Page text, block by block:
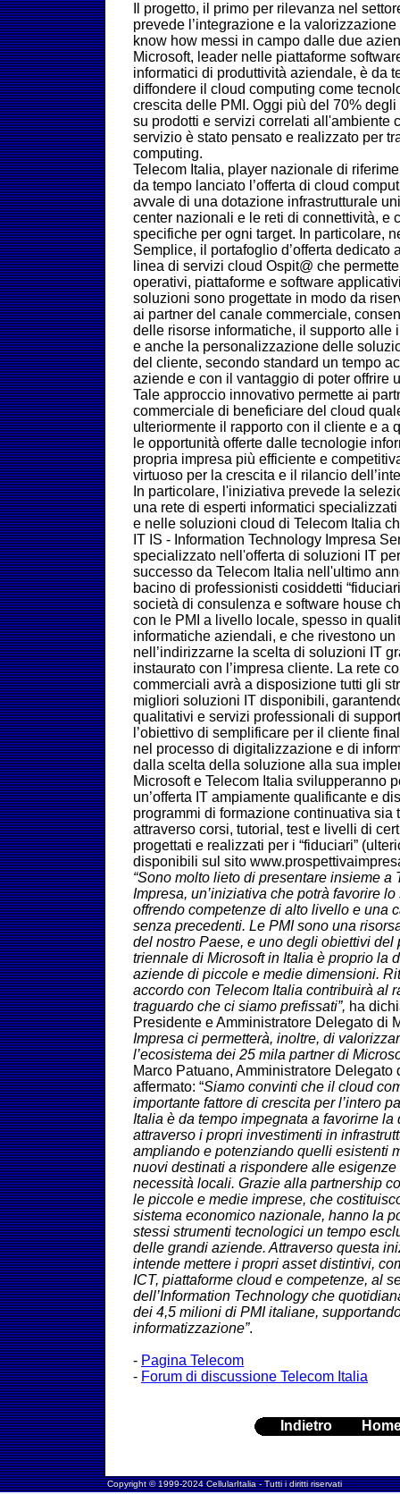
Il progetto, il primo per rilevanza nel
prevede l’integrazione e la
know how messi in campo dalle due
Microsoft, leader nelle piattaforme
informatici di produttività aziendale, è da
diffondere il cloud computing come
crescita delle PMI. Oggi più del 70%
su prodotti e servizi correlati all'ambiente
servizio è stato pensato e realizzato per
computing.
Telecom Italia, player nazionale di
da tempo lanciato l’offerta di cloud
avvale di una dotazione infrastrutturale
center nazionali e le reti di connettività, e
specifiche per ogni target. In particolare,
Semplice, il portafoglio d’offerta dedicato
linea di servizi cloud Ospit@ che
operativi, piattaforme e software
soluzioni sono progettate in modo da
ai partner del canale commerciale,
delle risorse informatiche, il supporto alle
e anche la personalizzazione delle
del cliente, secondo standard un tempo
aziende e con il vantaggio di poter offrire
Tale approccio innovativo permette ai
commerciale di beneficiare del cloud
ulteriormente il rapporto con il cliente e a
le opportunità offerte dalle tecnologie
propria impresa più efficiente e
virtuoso per la crescita e il rilancio
In particolare, l'iniziativa prevede la
una rete di esperti informatici
e nelle soluzioni cloud di Telecom Italia
IT IS - Information Technology Impresa
specializzato nell'offerta di soluzioni IT
successo da Telecom Italia nell'ultimo
bacino di professionisti cosiddetti
società di consulenza e software house
con le PMI a livello locale, spesso in
informatiche aziendali, e che rivestono
nell’indirizzarne la scelta di soluzioni IT
instaurato con l’impresa cliente. La rete
commerciali avrà a disposizione tutti gli
migliori soluzioni IT disponibili,
qualitativi e servizi professionali di
l’obiettivo di semplificare per il cliente
nel processo di digitalizzazione e di
dalla scelta della soluzione alla sua
Microsoft e Telecom Italia svilupperanno
un’offerta IT ampiamente qualificante e
programmi di formazione continuativa sia
attraverso corsi, tutorial, test e livelli di
progettati e realizzati per i “fiduciari”
disponibili sul sito
“Sono molto lieto di presentare insieme a
Impresa, un’iniziativa che potrà favorire
offrendo competenze di alto livello e una
senza precedenti. Le PMI sono una
del nostro Paese, e uno degli obiettivi del
triennale di Microsoft in Italia è proprio la
aziende di piccole e medie dimensioni.
accordo con Telecom Italia contribuirà al
traguardo che ci siamo prefissati”, ha
Presidente e Amministratore Delegato di
Impresa ci permetterà, inoltre, di
l’ecosistema dei 25 mila partner di
Marco Patuano, Amministratore Delegato
affermato: “Siamo convinti che il cloud
importante fattore di crescita per l’intero
Italia è da tempo impegnata a favorirne la
attraverso i propri investimenti in
ampliando e potenziando quelli esistenti
nuovi destinati a rispondere alle
necessità locali. Grazie alla partnership
le piccole e medie imprese, che
sistema economico nazionale, hanno la
stessi strumenti tecnologici un tempo
delle grandi aziende. Attraverso questa
intende mettere i propri asset distintivi,
ICT, piattaforme cloud e competenze, al
dell’Information Technology che
dei 4,5 milioni di PMI italiane,
informatizzazione”.
- Pagina Telecom
- Forum di discussione Telecom Italia
Indietro
Copyright © 1999-2024 CellularItalia - Tutti i diritti riservati